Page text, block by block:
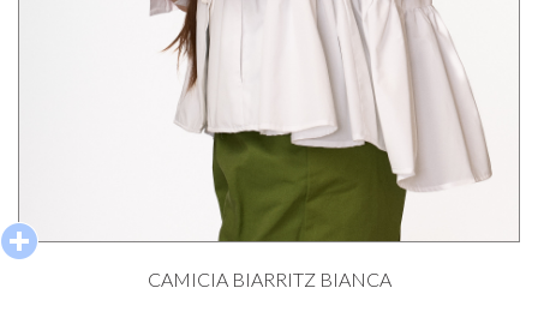
CAMICIA BIARRITZ BIANCA